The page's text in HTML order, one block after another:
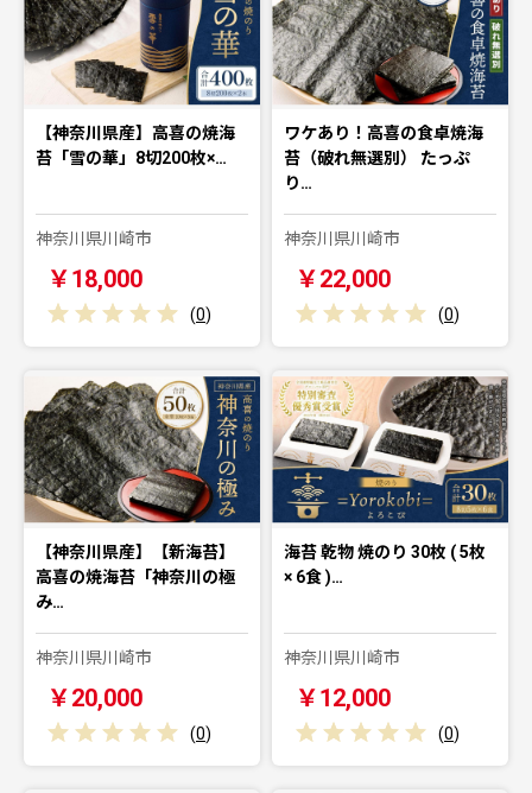
【神奈川県産】高喜の焼海
苔「雪の華」8切200枚×…
神奈川県川崎市
￥18,000
(0)
ワケあり！高喜の食卓焼海
苔（破れ無選別） たっぷ
り…
神奈川県川崎市
￥22,000
(0)
【神奈川県産】【新海苔】
高喜の焼海苔「神奈川の極
み…
神奈川県川崎市
￥20,000
(0)
海苔 乾物 焼のり 30枚 ( 5枚
× 6食 )…
神奈川県川崎市
￥12,000
(0)